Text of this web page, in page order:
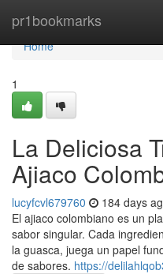
pr1bookmarks
Home
Home
1
La Deliciosa
Ajiaco
lucyfcvl679760 184 days
El ajiaco colombiano es un
sabor singular. Cada
la guasca, juega un papel
de sabores. https://